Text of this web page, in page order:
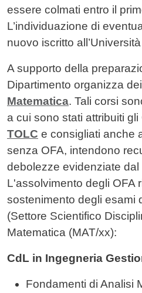
essere colmati entro il
L’individuazione di
nuovo iscritto
A supporto della
Dipartimento organizza dei
Matematica. Tali corsi
a cui sono stati attribuiti gli
TOLC e consigliati anche
senza OFA, intendono
debolezze evidenziate dal
L'assolvimento degli OFA
sostenimento degli esami
(Settore Scientifico
Matematica (MAT/xx):
CdL in Ingegneria
Fondamenti di Analisi